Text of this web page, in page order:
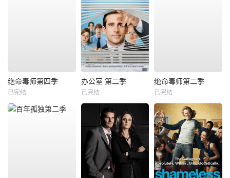
绝命毒师第四季
已完结
办公室 第二季
已完结
绝命毒师第二季
已完结